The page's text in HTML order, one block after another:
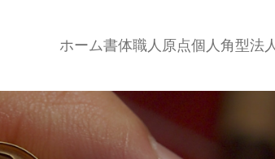
ホーム書体職人 原点個人角型法